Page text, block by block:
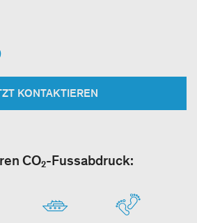
KONTAKTIEREN
CO₂-Fussabdruck: